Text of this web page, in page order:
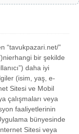
“tavukpazari.net/”
bir şekilde
daha iyi
(isim, yaş, e-
Sitesi ve Mobil
çalışmaları veya
faaliyetlerinin
bünyesinde
Sitesi veya